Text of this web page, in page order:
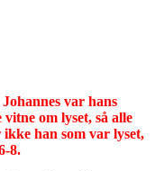
var hans
om lyset, så alle
han som var lyset,
8.